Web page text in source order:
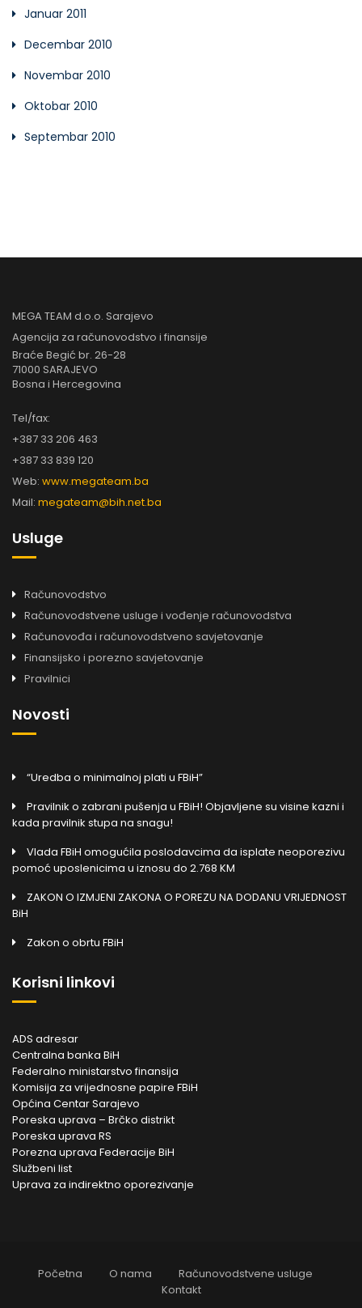
Januar 2011
Decembar 2010
Novembar 2010
Oktobar 2010
Septembar 2010
MEGA TEAM d.o.o. Sarajevo
Agencija za računovodstvo i finansije
Braće Begić br. 26-28
71000 SARAJEVO
Bosna i Hercegovina
Tel/fax:
+387 33 206 463
+387 33 839 120
Web: www.megateam.ba
Mail: megateam@bih.net.ba
Usluge
Računovodstvo
Računovodstvene usluge i vođenje računovodstva
Računovođa i računovodstveno savjetovanje
Finansijsko i porezno savjetovanje
Pravilnici
Novosti
“Uredba o minimalnoj plati u FBiH”
Pravilnik o zabrani pušenja u FBiH! Objavljene su visine kazni i
kada pravilnik stupa na snagu!
Vlada FBiH omogućila poslodavcima da isplate neoporezivu
pomoć uposlenicima u iznosu do 2.768 KM
ZAKON O IZMJENI ZAKONA O POREZU NA DODANU VRIJEDNOST
BiH
Zakon o obrtu FBiH
Korisni linkovi
ADS adresar
Centralna banka BiH
Federalno ministarstvo finansija
Komisija za vrijednosne papire FBiH
Općina Centar Sarajevo
Poreska uprava – Brčko distrikt
Poreska uprava RS
Porezna uprava Federacije BiH
Službeni list
Uprava za indirektno oporezivanje
Početna O nama
Računovodstvene usluge
Kontakt